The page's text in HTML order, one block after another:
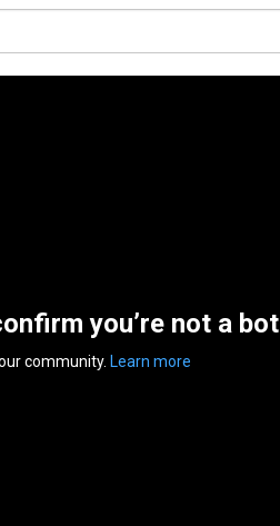
you’re not a bot
community. Learn more